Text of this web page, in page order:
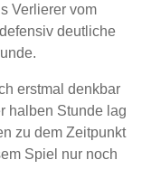
Verlierer vom
deutliche
erstmal denkbar
halben Stunde lag
zu dem Zeitpunkt
Spiel nur noch